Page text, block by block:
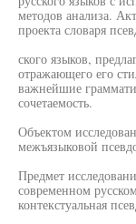
методов анализа.
проекта словаря
ского языков,
отражающего его
важнейшие
сочетаемость.
Объектом
межъязыковой
Предмет
современном
контекстуальная